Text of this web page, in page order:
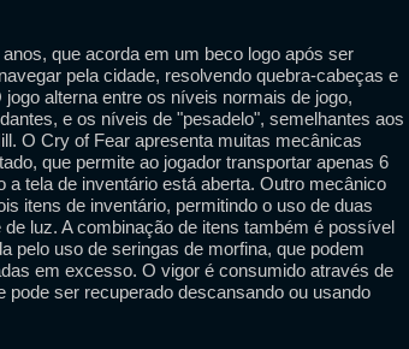
que acorda em um beco logo após ser
pela cidade, resolvendo quebra-cabeças e
alterna entre os níveis normais de jogo,
e os níveis de "pesadelo", semelhantes aos
O Cry of Fear apresenta muitas mecânicas
que permite ao jogador transportar apenas 6
a tela de inventário está aberta. Outro mecânico
itens de inventário, permitindo o uso de duas
luz. A combinação de itens também é possível
pelo uso de seringas de morfina, que podem
em excesso. O vigor é consumido através de
ser recuperado descansando ou usando